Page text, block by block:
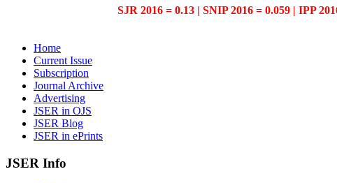
SJR 2016 = 0.13 | SNIP 2016 = 0.059 | IPP
Home
Current Issue
Subscription
Journal Archive
Advertising
JSER in OJS
JSER Blog
JSER in ePrints
JSER Info